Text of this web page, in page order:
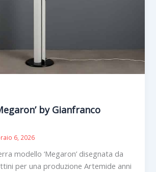
by Gianfranco
6, 2026
modello ‘Megaron’ disegnata da
per una produzione Artemide anni